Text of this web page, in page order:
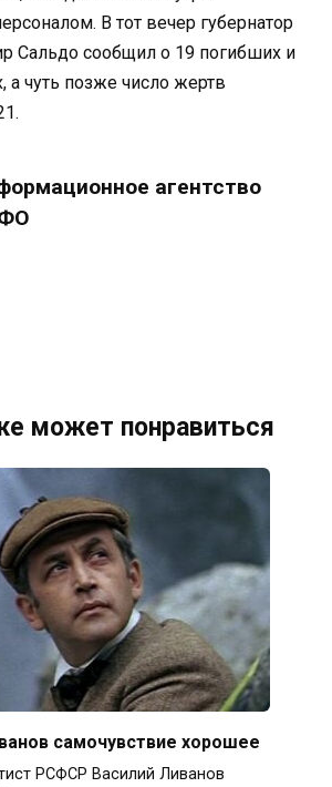
В тот вечер губернатор
Сальдо сообщил о 19 погибших и
а чуть позже число жертв
агентство
может понравиться
самочувствие хорошее
РСФСР Василий Ливанов